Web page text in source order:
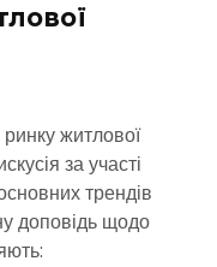
житлової
за участі
трендів
доповідь щодо